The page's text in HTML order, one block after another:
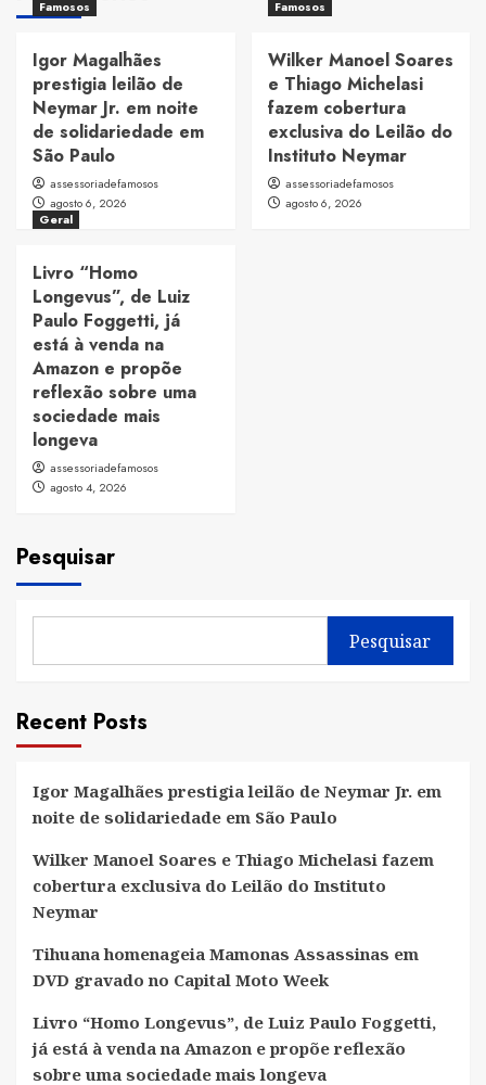
Famosos
Igor Magalhães
prestigia leilão de
Neymar Jr. em noite
de solidariedade em
São Paulo
assessoriadefamosos
agosto 6, 2026
Famosos
Wilker Manoel Soares
e Thiago Michelasi
fazem cobertura
exclusiva do Leilão do
Instituto Neymar
assessoriadefamosos
agosto 6, 2026
Geral
Livro “Homo
Longevus”, de Luiz
Paulo Foggetti, já
está à venda na
Amazon e propõe
reflexão sobre uma
sociedade mais
longeva
assessoriadefamosos
agosto 4, 2026
Pesquisar
Pesquisar
Recent Posts
Igor Magalhães prestigia leilão de Neymar Jr. em
noite de solidariedade em São Paulo
Wilker Manoel Soares e Thiago Michelasi fazem
cobertura exclusiva do Leilão do Instituto
Neymar
Tihuana homenageia Mamonas Assassinas em
DVD gravado no Capital Moto Week
Livro “Homo Longevus”, de Luiz Paulo Foggetti,
já está à venda na Amazon e propõe reflexão
sobre uma sociedade mais longeva